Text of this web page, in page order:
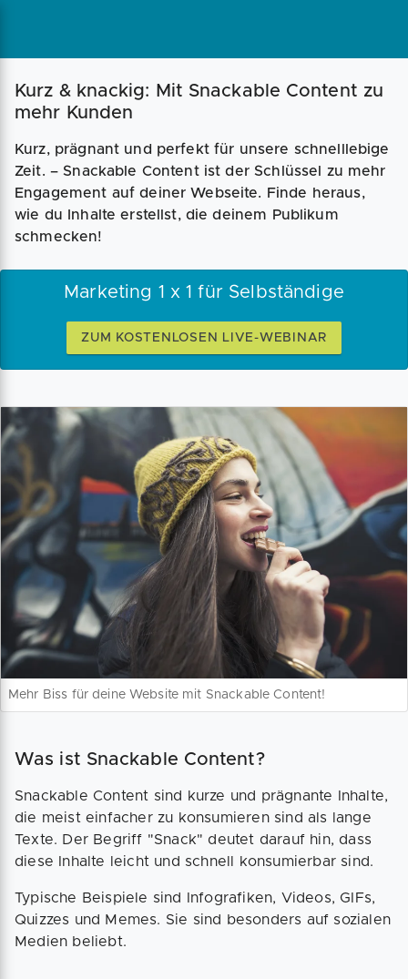
Kurz & knackig: Mit Snackable Content zu
mehr Kunden
Kurz, prägnant und perfekt für unsere schnelllebige
Zeit. – Snackable Content ist der Schlüssel zu mehr
Engagement auf deiner Webseite. Finde heraus,
wie du Inhalte erstellst, die deinem Publikum
schmecken!
Marketing 1 x 1 für Selbständige
ZUM KOSTENLOSEN LIVE-WEBINAR
Mehr Biss für deine Website mit Snackable Content!
Was ist Snackable Content?
Snackable Content sind kurze und prägnante Inhalte,
die meist einfacher zu konsumieren sind als lange
Texte. Der Begriff "Snack" deutet darauf hin, dass
diese Inhalte leicht und schnell konsumierbar sind.
Typische Beispiele sind Infografiken, Videos, GIFs,
Quizzes und Memes. Sie sind besonders auf sozialen
Medien beliebt.